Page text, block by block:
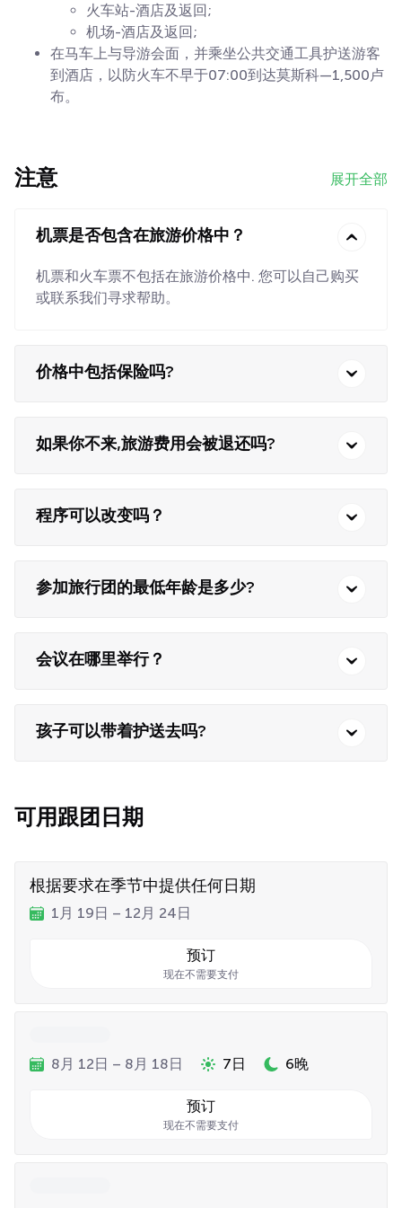
火车站-酒店及返回;
机场-酒店及返回;
在马车上与导游会面，并乘坐公共交通工具护送游客
到酒店，以防火车不早于07:00到达莫斯科—1,500卢
布。
注意 展开全部
机票是否包含在旅游价格中？
机票和火车票不包括在旅游价格中. 您可以自己购买
或联系我们寻求帮助。
价格中包括保险吗?
如果你不来,旅游费用会被退还吗?
程序可以改变吗？
参加旅行团的最低年龄是多少?
会议在哪里举行？
孩子可以带着护送去吗?
可用跟团日期
根据要求在季节中提供任何日期
1月 19日 – 12月 24日
预订
现在不需要支付
8月 12日 – 8月 18日 7日 6晚
预订
现在不需要支付